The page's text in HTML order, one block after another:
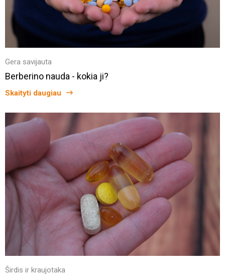
Gera savijauta
Berberino nauda - kokia ji?
Skaityti daugiau
Širdis ir kraujotaka